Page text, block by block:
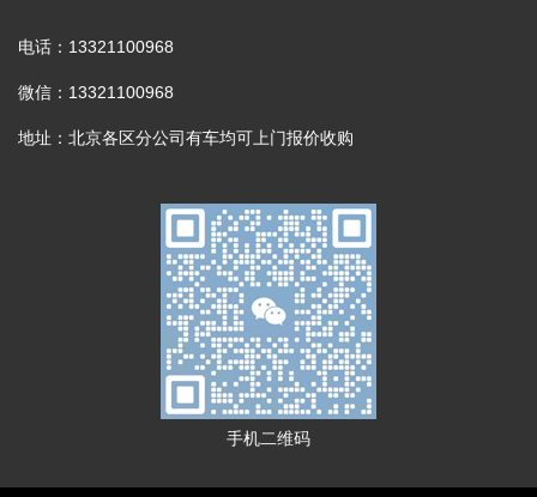
电话：13321100968
微信：13321100968
地址：北京各区分公司有车均可上门报价收购
手机二维码